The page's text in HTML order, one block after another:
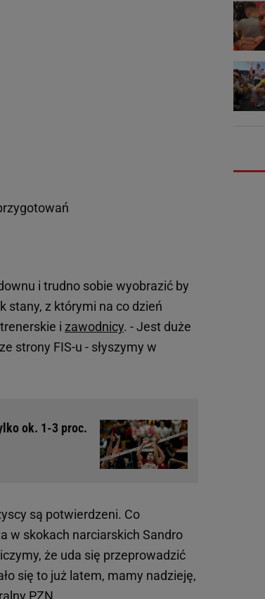
i trudno sobie wyobrazić by
stany, z którymi na co dzień
i zawodnicy. - Jest duże
strony FIS-u - słyszymy w
ok. 1-3 proc.
są potwierdzeni. Co
w skokach narciarskich Sandro
że uda się przeprowadzić
się to już latem, mamy nadzieję,
PZN.